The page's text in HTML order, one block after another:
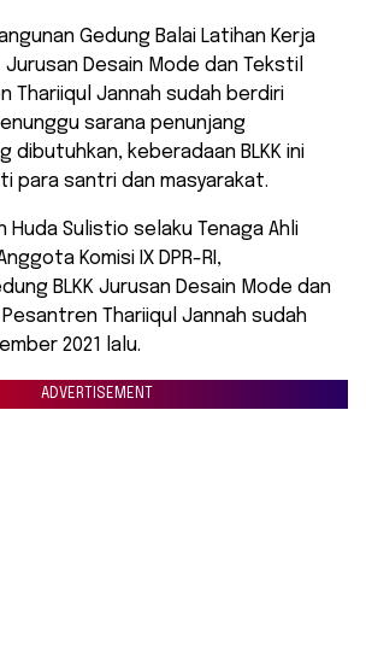
Gedung Balai Latihan Kerja
Jurusan Desain Mode dan Tekstil
Thariiqul Jannah sudah berdiri
sarana penunjang
dibutuhkan, keberadaan BLKK ini
para santri dan masyarakat.
Huda Sulistio selaku Tenaga Ahli
Komisi IX DPR-RI,
BLKK Jurusan Desain Mode dan
Thariiqul Jannah sudah
2021 lalu.
ADVERTISEMENT